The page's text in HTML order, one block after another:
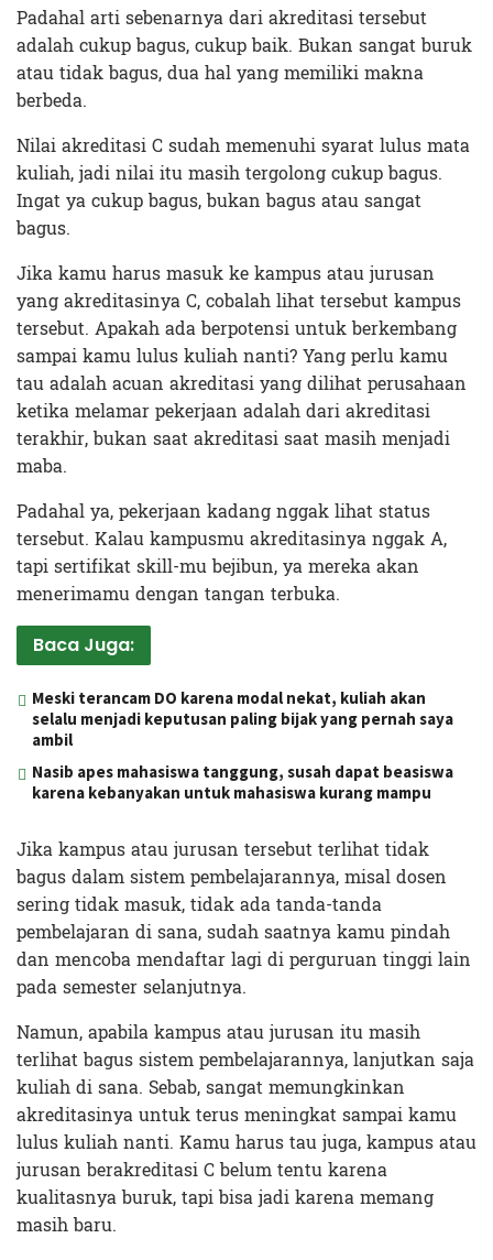
Padahal arti sebenarnya dari akreditasi tersebut
adalah cukup bagus, cukup baik. Bukan sangat buruk
atau tidak bagus, dua hal yang memiliki makna
berbeda.
Nilai akreditasi C sudah memenuhi syarat lulus mata
kuliah, jadi nilai itu masih tergolong cukup bagus.
Ingat ya cukup bagus, bukan bagus atau sangat
bagus.
Jika kamu harus masuk ke kampus atau jurusan
yang akreditasinya C, cobalah lihat tersebut kampus
tersebut. Apakah ada berpotensi untuk berkembang
sampai kamu lulus kuliah nanti? Yang perlu kamu
tau adalah acuan akreditasi yang dilihat perusahaan
ketika melamar pekerjaan adalah dari akreditasi
terakhir, bukan saat akreditasi saat masih menjadi
maba.
Padahal ya, pekerjaan kadang nggak lihat status
tersebut. Kalau kampusmu akreditasinya nggak A,
tapi sertifikat skill-mu bejibun, ya mereka akan
menerimamu dengan tangan terbuka.
Baca Juga:
Meski terancam DO karena modal nekat, kuliah akan
selalu menjadi keputusan paling bijak yang pernah saya
ambil
Nasib apes mahasiswa tanggung, susah dapat beasiswa
karena kebanyakan untuk mahasiswa kurang mampu
Jika kampus atau jurusan tersebut terlihat tidak
bagus dalam sistem pembelajarannya, misal dosen
sering tidak masuk, tidak ada tanda-tanda
pembelajaran di sana, sudah saatnya kamu pindah
dan mencoba mendaftar lagi di perguruan tinggi lain
pada semester selanjutnya.
Namun, apabila kampus atau jurusan itu masih
terlihat bagus sistem pembelajarannya, lanjutkan saja
kuliah di sana. Sebab, sangat memungkinkan
akreditasinya untuk terus meningkat sampai kamu
lulus kuliah nanti. Kamu harus tau juga, kampus atau
jurusan berakreditasi C belum tentu karena
kualitasnya buruk, tapi bisa jadi karena memang
masih baru.